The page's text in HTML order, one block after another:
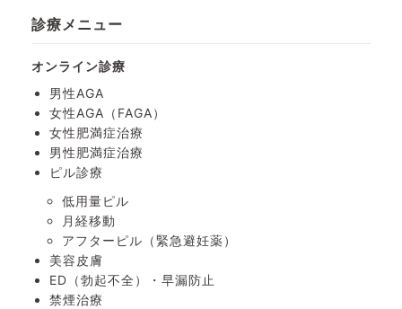
診療メニュー
オンライン診療
男性AGA
女性AGA（FAGA）
女性肥満症治療
男性肥満症治療
ピル診療
低用量ピル
月経移動
アフターピル （緊急避妊薬）
美容皮膚
ED（勃起不全）・ 早漏防止
禁煙治療